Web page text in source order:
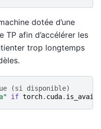
dotée d’une
afin d’accélérer les
trop longtemps
(si disponible)
if torch. cuda.